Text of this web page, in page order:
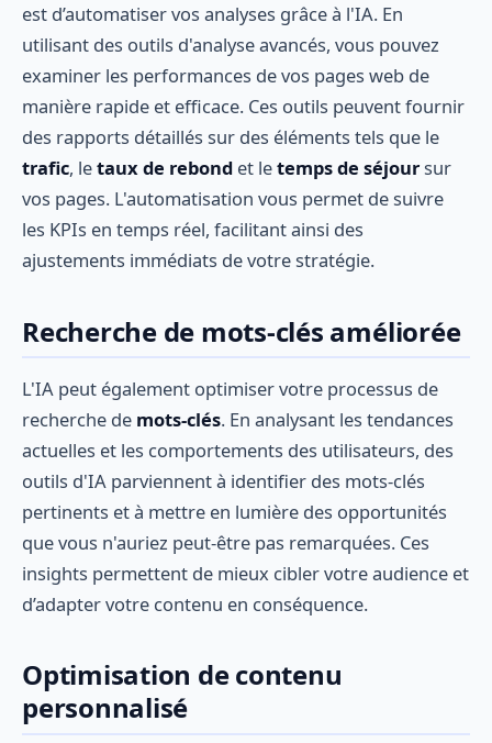
est d’automatiser vos analyses grâce à l'IA. En
utilisant des outils d'analyse avancés, vous pouvez
examiner les performances de vos pages web de
manière rapide et efficace. Ces outils peuvent fournir
des rapports détaillés sur des éléments tels que le
trafic, letaux de rebond et letemps de séjoursur
vos pages. L'automatisation vous permet de suivre
les KPIs en temps réel, facilitant ainsi des
ajustements immédiats de votre stratégie.
Recherche de mots-clés améliorée
L'IA peut également optimiser votre processus de
recherche de mots-clés. En analysant les tendances
actuelles et les comportements des utilisateurs, des
outils d'IA parviennent à identifier des mots-clés
pertinents et à mettre en lumière des opportunités
que vous n'auriez peut-être pas remarquées. Ces
insights permettent de mieux cibler votre audience et
d’adapter votre contenu en conséquence.
Optimisation de contenu
personnalisé